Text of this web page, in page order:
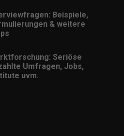
Beispiele,
& weitere
Seriöse
Umfragen, Jobs,
uvm.